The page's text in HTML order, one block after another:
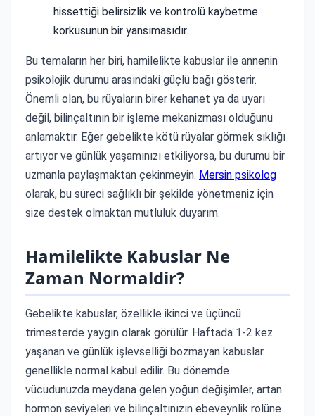
hissettiği belirsizlik ve kontrolü kaybetme
korkusunun bir yansımasıdır.
Bu temaların her biri, hamilelikte kabuslar ile annenin
psikolojik durumu arasındaki güçlü bağı gösterir.
Önemli olan, bu rüyaların birer kehanet ya da uyarı
değil, bilinçaltının bir işleme mekanizması olduğunu
anlamaktır. Eğer gebelikte kötü rüyalar görmek sıklığı
artıyor ve günlük yaşamınızı etkiliyorsa, bu durumu bir
uzmanla paylaşmaktan çekinmeyin. Mersin psikolog
olarak, bu süreci sağlıklı bir şekilde yönetmeniz için
size destek olmaktan mutluluk duyarım.
Hamilelikte Kabuslar Ne
Zaman Normaldir?
Gebelikte kabuslar, özellikle ikinci ve üçüncü
trimesterde yaygın olarak görülür. Haftada 1-2 kez
yaşanan ve günlük işlevselliği bozmayan kabuslar
genellikle normal kabul edilir. Bu dönemde
vücudunuzda meydana gelen yoğun değişimler, artan
hormon seviyeleri ve bilinçaltınızın ebeveynlik rolüne